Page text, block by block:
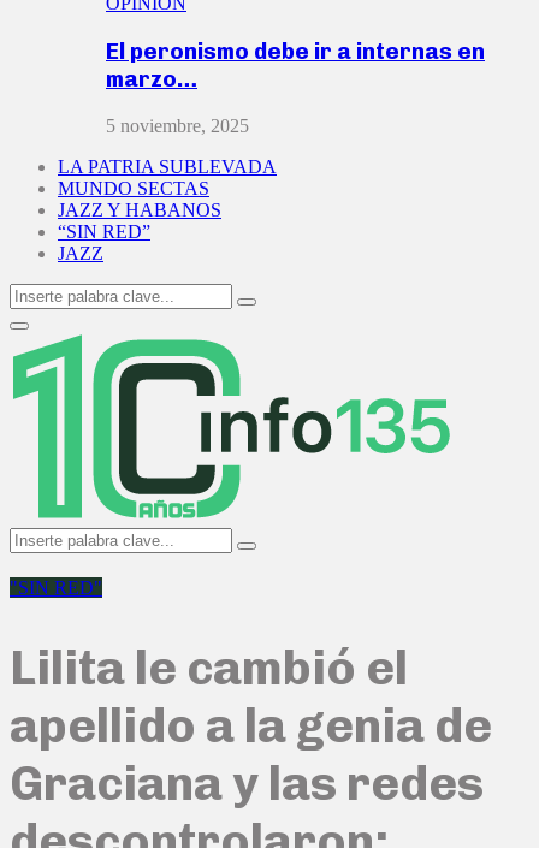
El peronismo debe ir a internas en
marzo…
5 noviembre, 2025
LA PATRIA SUBLEVADA
MUNDO SECTAS
JAZZ Y HABANOS
“SIN RED”
JAZZ
Search
for:
Search
Primary
Menu
Search
for:
Search
"SIN RED"
Lilita le cambió el
apellido a la genia de
Graciana y las redes